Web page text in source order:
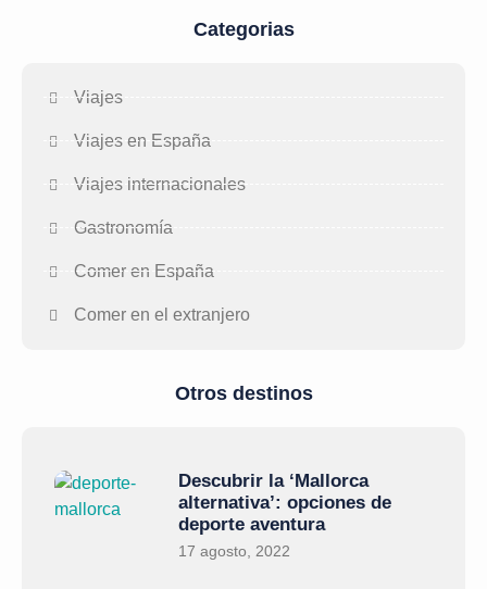
Categorias
Viajes
Viajes en España
Viajes internacionales
Gastronomía
Comer en España
Comer en el extranjero
Otros destinos
Descubrir la ‘Mallorca
alternativa’: opciones de
deporte aventura
17 agosto, 2022